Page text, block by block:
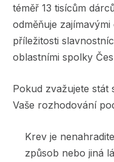
téměř 13 tisícům
odměňuje
příležitosti
oblastními spolky
Pokud zvažujete stát
Vaše rozhodování
Krev je
způsob nebo jiná